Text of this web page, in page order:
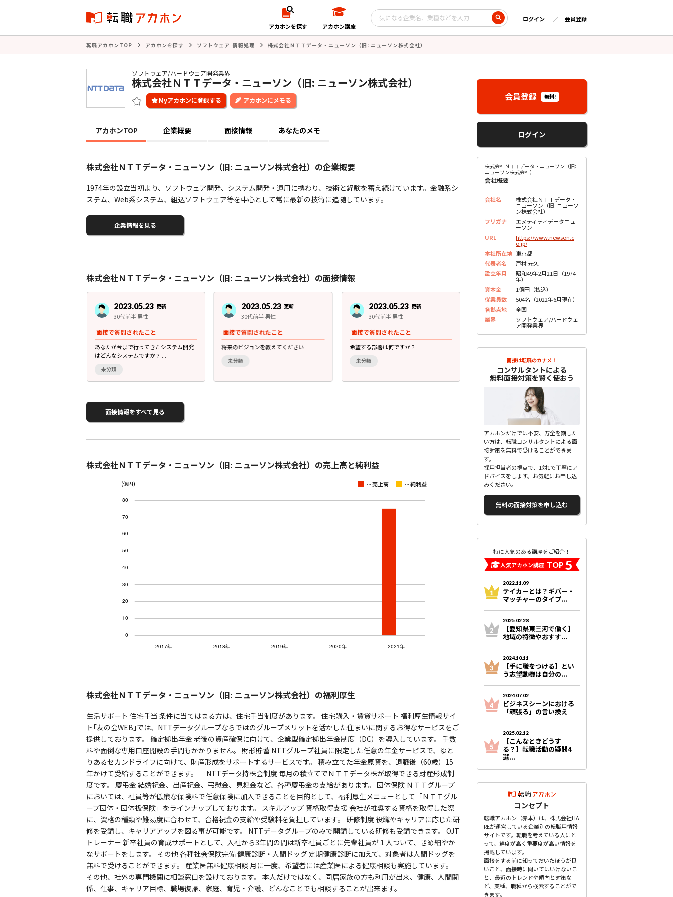
アカホンを探す アカホン講座
ログイン 会員登録
転職アカホンTOP アカホンを探す ソフトウェア 情報処理 株式会社ＮＴＴデータ・ニューソン（旧: ニューソン株式会社）
ソフトウェア/ハードウェア開発業界
株式会社ＮＴＴデータ・ニューソン（旧: ニューソン株式会社）
アカホンにメモる
アカホンTOP 企業概要 面接情報 あなたのメモ
株式会社ＮＴＴデータ・ニューソン（旧: ニューソン株式会社）の企業概要
1974年の設立当初より、ソフトウェア開発、システム開発・運用に携わり、技術と経験を蓄え続けています。金融系シ
ステム、Web系システム、組込ソフトウェア等を中心として常に最新の技術に追随しています。
企業情報を見る
株式会社ＮＴＴデータ・ニューソン（旧: ニューソン株式会社）の面接情報
2023.05.23 更新
30代前半 男性
面接で質問されたこと
あなたが今まで行ってきたシステム開発
はどんなシステムですか？ ...
未分類
2023.05.23 更新
30代前半 男性
面接で質問されたこと
将来のビジョンを教えてください
未分類
2023.05.23 更新
30代前半 男性
面接で質問されたこと
希望する部署は何ですか？
未分類
2023.05.23
30代前半 男性
面接で質問されたこと
志望動機は何ですか？
面接情報をすべて見る
株式会社ＮＴＴデータ・ニューソン（旧: ニューソン株式会社）の売上高と純利益
(億円) ...売上高 ...純利益
株式会社ＮＴＴデータ・ニューソン（旧: ニューソン株式会社）の福利厚生
生活サポート 住宅手当 条件に当てはまる方は、住宅手当制度があります。 住宅購入・賃貸サポート 福利厚生情報サイ
ト｢友の会WEB｣では、NTTデータグループならではのグループメリットを活かした住まいに関するお得なサービスをご
提供しております。 確定拠出年金 老後の資産確保に向けて、企業型確定拠出年金制度（DC）を導入しています。 手数
料や面倒な専用口座開設の手間もかかりません。 財形貯蓄 NTTグループ社員に限定した任意の年金サービスで、ゆと
りあるセカンドライフに向けて、財産形成をサポートするサービスです。 積み立てた年金原資を、退職後（60歳）15
年かけて受給することができます。 NTTデータ持株会制度 毎月の積立てでＮＴＴデータ株が取得できる財産形成制
度です。 慶弔金 結婚祝金、出産祝金、弔慰金、見舞金など、各種慶弔金の支給があります。 団体保険 ＮＴＴグループ
においては、社員等が低廉な保険料で任意保険に加入できることを目的として、福利厚生メニューとして「ＮＴＴグル
ープ団体・団体扱保険」をラインナップしております。 スキルアップ 資格取得支援 会社が推奨する資格を取得した際
に、資格の種類や難易度に合わせて、合格祝金の支給や受験料を負担しています。 研修制度 役職やキャリアに応じた研
修を受講し、キャリアアップを図る事が可能です。 NTTデータグループのみで開講している研修も受講できます。 OJT
トレーナー 新卒社員の育成サポートとして、入社から3年間の間は新卒社員ごとに先輩社員が１人ついて、きめ細やか
なサポートをします。 その他 各種社会保険完備 健康診断・人間ドッグ 定期健康診断に加えて、対象者は人間ドッグを
無料で受けることができます。 産業医無料健康相談 月に一度、希望者には産業医による健康相談も実施しています。
その他、社外の専門機関に相談窓口を設けております。 本人だけではなく、同居家族の方も利用が出来、健康、人間関
係、仕事、キャリア目標、職場復帰、家庭、育児・介護、どんなことでも相談することが出来ます。
会員登録 無料!
ログイン
株式会社ＮＴＴデータ・ニューソン（旧:
ニューソン株式会社）
会社概要
会社名 株式会社ＮＴＴデータ・
ニューソン（旧: ニューソ
ン株式会社）
フリガナ
エヌティティデータニュ
ーソン
URL
https://www.newson.c
o.jp/
本社所在地 東京都
代表者名
戸村 元久
設立年月
昭和49年2月21日（1974
年）
資本金
1億円（払込）
従業員数
504名（2022年6月現在）
各拠点地
全国
業界
ソフトウェア/ハードウェ
ア開発業界
面接は転職のカナメ！
コンサルタントによる
無料面接対策を賢く使おう
アカホンだけでは不安、万全を期した
い方は、転職コンサルタントによる面
接対策を無料で受けることができま
す。
採用担当者の視点で、1対1で丁寧にア
ドバイスをします。お気軽にお申し込
みください。
無料の面接対策を申し込む
特に人気のある講座をご紹介！
人気アカホン講座 TOP 5
2022.11.09
テイカーとは？ギバー・
マッチャーのタイプ...
2025.02.28
【愛知県東三河で働く】
地域の特徴やおすす...
2024.10.11
【手に職をつける】とい
う志望動機は自分の...
2024.07.02
ビジネスシーンにおける
「頑張る」の言い換え
2025.02.12
【こんなときどうす
る？】転職活動の疑問4
選...
コンセプト
転職アカホン（赤本）は、株式会社HA
REが運営している企業別の転職用情報
サイトです。転職を考えている人にと
って、鮮度が高く重要度が高い情報を
掲載しています。
面接をする前に知っておいたほうが良
いこと、面接時に聞いてはいけないこ
と、最近のトレンドや傾向と対策な
ど、業種、職種から検索することがで
きます。